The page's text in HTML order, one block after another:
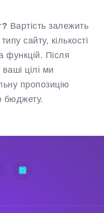
Вартість залежить
сайту, кількості
функцій. Після
цілі ми
пропозицію
бюджету.